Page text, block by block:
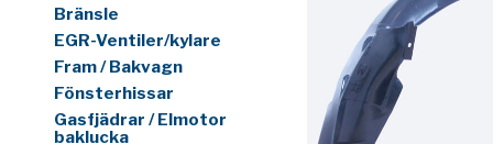
Bränsle
EGR-Ventiler/kylare
Fram / Bakvagn
Fönsterhissar
Gasfjädrar / Elmotor
baklucka